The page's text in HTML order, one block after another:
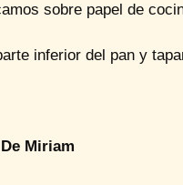
sobre papel de
inferior del pan y
Miriam